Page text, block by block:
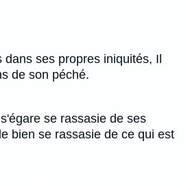
ses propres iniquités, Il
de son péché.
se rassasie de ses
bien se rassasie de ce qui est